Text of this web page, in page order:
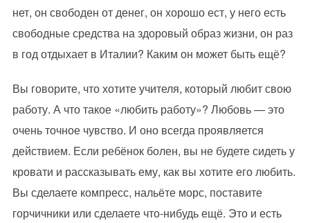
нет, он свободен от денег, он хорошо ест, у него есть
свободные средства на здоровый образ жизни, он раз
в год отдыхает в Италии? Каким он может быть ещё?
Вы говорите, что хотите учителя, который любит свою
работу. А что такое «любить работу»? Любовь — это
очень точное чувство. И оно всегда проявляется
действием. Если ребёнок болен, вы не будете сидеть у
кровати и рассказывать ему, как вы хотите его любить.
Вы сделаете компресс, нальёте морс, поставите
горчичники или сделаете что-нибудь ещё. Это и есть